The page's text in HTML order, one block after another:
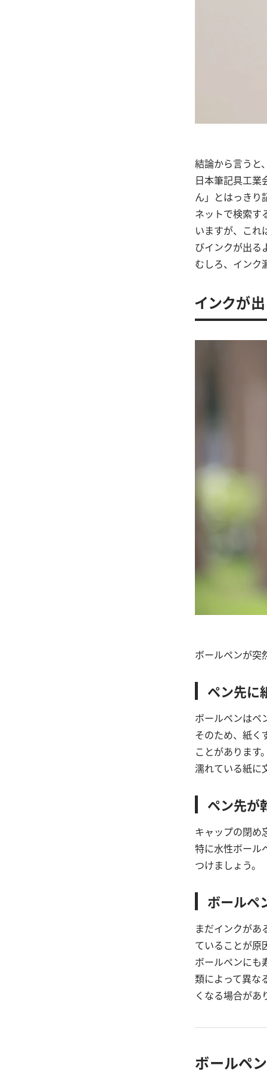
結論から言うと
日本筆記具工業
ん」とはっきり
ネットで検索す
いますが、これ
びインクが出る
むしろ、インク
インクが
ボールペンが突
ペン先に
ボールペンはペ
そのため、紙く
ことがあります
濡れている紙に
ペン先が
キャップの閉め
特に水性ボール
つけましょう。
ボールペ
まだインクが
ていることが原
ボールペンにも
類によって異な
くなる場合があ
ボールペ